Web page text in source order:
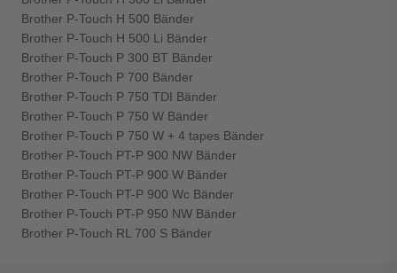
Brother P-Touch H 500 Bänder
Brother P-Touch H 500 Li Bänder
Brother P-Touch P 300 BT Bänder
Brother P-Touch P 700 Bänder
Brother P-Touch P 750 TDI Bänder
Brother P-Touch P 750 W Bänder
Brother P-Touch P 750 W + 4 tapes Bänder
Brother P-Touch PT-P 900 NW Bänder
Brother P-Touch PT-P 900 W Bänder
Brother P-Touch PT-P 900 Wc Bänder
Brother P-Touch PT-P 950 NW Bänder
Brother P-Touch RL 700 S Bänder